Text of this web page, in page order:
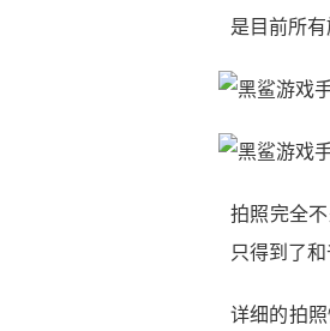
是目前所有
拍照完全
只得到了和
详细的拍